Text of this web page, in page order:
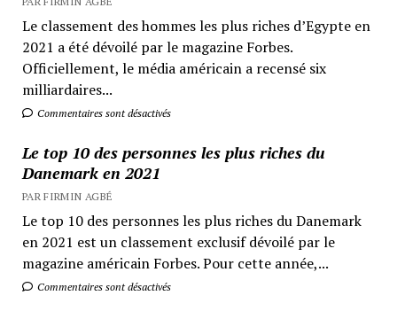
Le classement des hommes les plus riches d’Egypte en
2021 a été dévoilé par le magazine Forbes.
Officiellement, le média américain a recensé six
milliardaires...
Commentaires sont désactivés
Le top 10 des personnes les plus riches du
Danemark en 2021
PAR FIRMIN AGBÉ
Le top 10 des personnes les plus riches du Danemark
en 2021 est un classement exclusif dévoilé par le
magazine américain Forbes. Pour cette année,...
Commentaires sont désactivés